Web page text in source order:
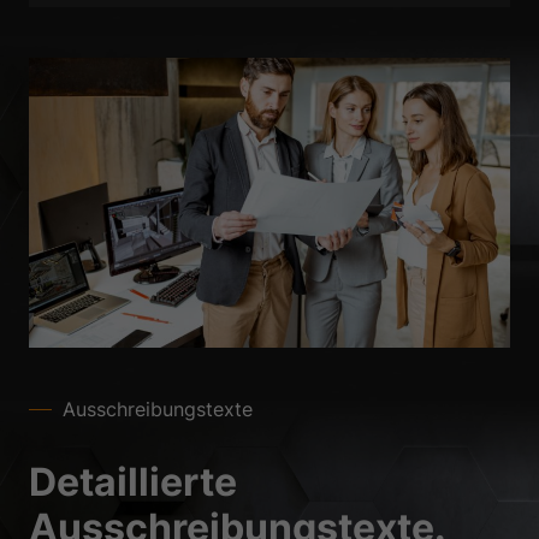
Ausschreibungstexte
Detaillierte
Ausschreibungstexte.